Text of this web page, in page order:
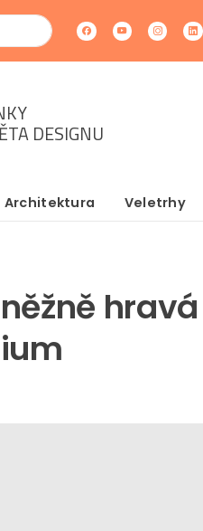
DESIGNU
Architektura Veletrhy
hravá